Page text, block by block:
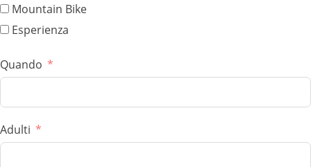
Mountain Bike
Esperienza
Quando
Adulti